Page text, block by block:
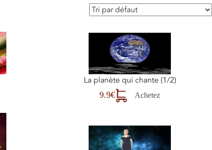
La planète qui chante (1/2)
9.9€ Achetez